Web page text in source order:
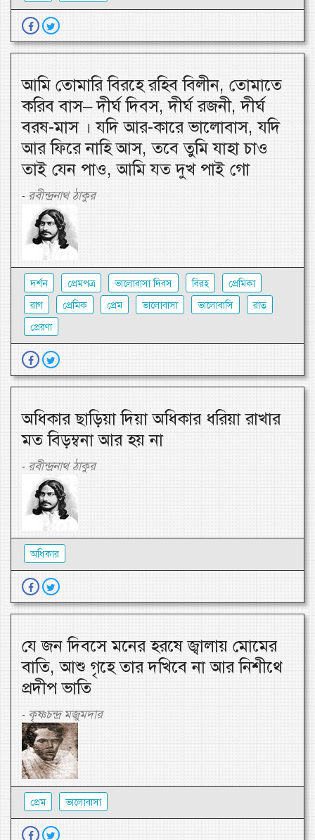
আমি তোমারি বিরহে রহিব বিলীন, তোমাতে
করিব বাস– দীর্ঘ দিবস, দীর্ঘ রজনী, দীর্ঘ
বরষ-মাস । যদি আর-কারে ভালোবাস, যদি
আর ফিরে নাহি আস, তবে তুমি যাহা চাও
তাই যেন পাও, আমি যত দুখ পাই গো
- রবীন্দ্রনাথ ঠাকুর
দর্শন প্রেমপত্র ভালোবাসা দিবস বিরহ
প্রেমিকা
রাগ
প্রেমিক প্রেম ভালোবাসা ভালোবাসি
রাত
প্রেরণা
অধিকার ছাড়িয়া দিয়া অধিকার ধরিয়া রাখার
মত বিড়ম্বনা আর হয় না
- রবীন্দ্রনাথ ঠাকুর
অধিকার
যে জন দিবসে মনের হরষে জ্বালায় মোমের
বাতি, আশু গৃহে তার দখিবে না আর নিশীথে
প্রদীপ ভাতি
- কৃষ্ণচন্দ্র মজুমদার
প্রেম ভালোবাসা